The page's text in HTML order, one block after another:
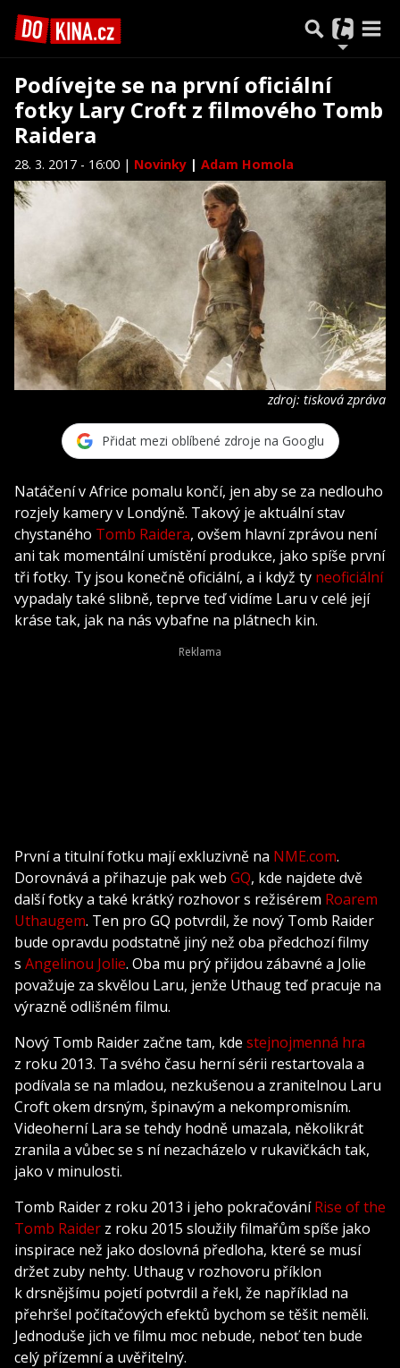
Podívejte se na první oficiální
fotky Lary Croft z filmového Tomb
Raidera
28. 3. 2017 - 16:00 | Novinky | Adam Homola
zdroj: tisková zpráva
Přidat mezi oblíbené zdroje na Googlu
Natáčení v Africe pomalu končí, jen aby se za nedlouho
rozjely kamery v Londýně. Takový je aktuální stav
chystaného Tomb Raidera, ovšem hlavní zprávou není
ani tak momentální umístění produkce, jako spíše první
tři fotky. Ty jsou konečně oficiální, a i když ty neoficiální
vypadaly také slibně, teprve teď vidíme Laru v celé její
kráse tak, jak na nás vybafne na plátnech kin.
První a titulní fotku mají exkluzivně na NME.com.
Dorovnává a přihazuje pak web GQ, kde najdete dvě
další fotky a také krátký rozhovor s režisérem Roarem
Uthaugem. Ten pro GQ potvrdil, že nový Tomb Raider
bude opravdu podstatně jiný než oba předchozí filmy
s Angelinou Jolie. Oba mu prý přijdou zábavné a Jolie
považuje za skvělou Laru, jenže Uthaug teď pracuje na
výrazně odlišném filmu.
Nový Tomb Raider začne tam, kde stejnojmenná hra
z roku 2013. Ta svého času herní sérii restartovala a
podívala se na mladou, nezkušenou a zranitelnou Laru
Croft okem drsným, špinavým a nekompromisním.
Videoherní Lara se tehdy hodně umazala, několikrát
zranila a vůbec se s ní nezacházelo v rukavičkách tak,
jako v minulosti.
Tomb Raider z roku 2013 i jeho pokračováníRise of the
Tomb Raider z roku 2015 sloužily filmařům spíše jako
inspirace než jako doslovná předloha, které se musí
držet zuby nehty. Uthaug v rozhovoru příklon
k drsnějšímu pojetí potvrdil a řekl, že například na
přehršel počítačových efektů bychom se těšit neměli.
Jednoduše jich ve filmu moc nebude, neboť ten bude
celý přízemní a uvěřitelný.